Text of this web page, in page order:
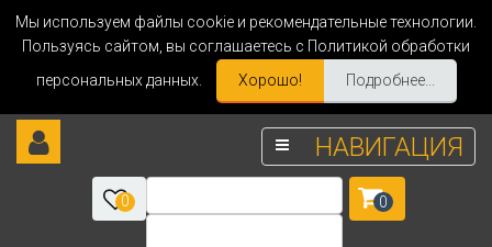
Мы используем файлы cookie и рекомендательные технологии.
Пользуясь сайтом, вы соглашаетесь с Политикой обработки
персональных данных.
Хорошо! Подробнее...
НАВИГАЦИЯ
0 0